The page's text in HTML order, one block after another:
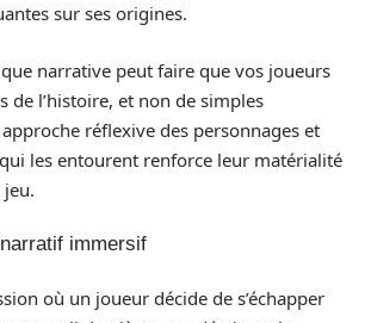
sur ses origines.
narrative peut faire que vos joueurs
de l’histoire, et non de simples
réflexive des personnages et
les entourent renforce leur matérialité
jeu.
immersif
où un joueur décide de s’échapper